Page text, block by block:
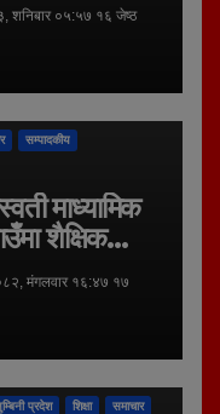
शनिबार ०५:५७ १६ जेष्ठ
सम्पादकीय
माध्यामिक
शैक्षिक
मंगलवार १६:४७ १७
प्रदेश शिक्षा समाचार